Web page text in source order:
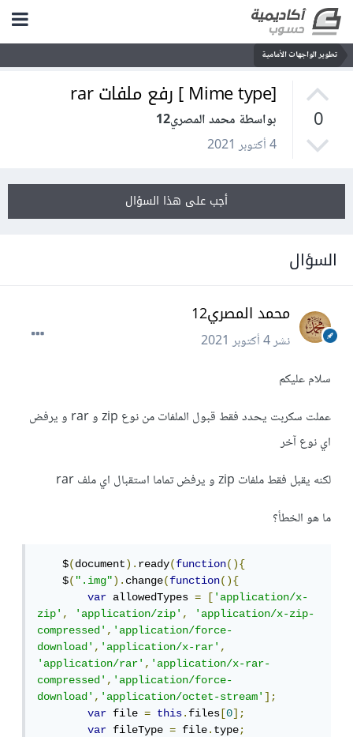
تطوير الواجهات الأمامية
0
[Mime type ] رفع ملفات rar
بواسطة محمد المصري12
4 أكتوبر 2021
أجب على هذا السؤال
السؤال
محمد المصري12
نشر4 أكتوبر 2021
سلام عليكم
عملت سكربت يحدد فقط قبول الملفات من نوع zip و rar و يرفض
اي نوع آخر
لكنه يقبل فقط ملفات zip و يرفض تماما استقبال اي ملف rar
ما هو الخطأ؟
    $
(document).ready(function(){
    $
(".img").change(function(){
var allowedTypes = ['application/x-
zip', 'application/zip',
'application/x-zip-
compressed','application/force-
download','application/x-rar',
'application/rar','application/x-rar-
compressed','application/force-
download','application/octet-stream'];
var file = this.files [0];
var fileType = file.type;